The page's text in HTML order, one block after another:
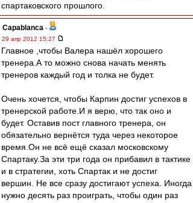
спартаковского прошлого.
Сapablanca -
29 апр 2012 15:27
Главное ,чтобы Валера нашёл хорошего
тренера.А то можно снова начать менять
тренеров каждый год и толка не будет.
Очень хочется, чтобы Карпин достиг успехов в
тренерской работе.И я верю, что так оно и
будет. Оставив пост главного тренера, он
обязательно вернётся туда через некоторое
время.Он не всё ещё сказал московскому
Спартаку.За эти три года он прибавил в тактике
и в стратегии, хоть Спартак и не достиг
вершин. Не все сразу достигают успеха. Иногда
нужно десять раз проиграть, чтобы один раз